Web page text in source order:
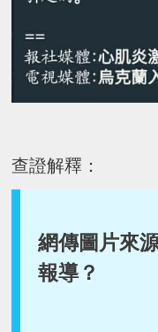
查證解釋：
網傳圖片來
報導？